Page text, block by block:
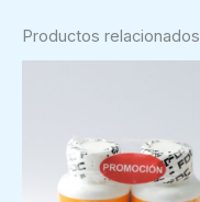
Productos relacionados